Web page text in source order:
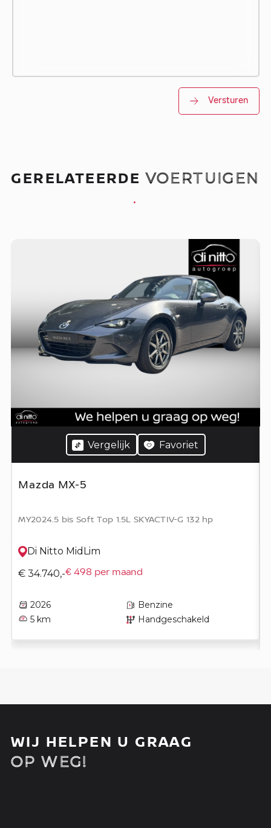
Versturen
GERELATEERDEVOERTUIGEN
.
Vergelijk Favoriet
Mazda MX-5
MY2024.5 bis Soft Top 1.5L SKYACTIV-G 132 hp
Di Nitto MidLim
€ 34.740,-€ 498 per maand
2026
Benzine
5 km
Handgeschakeld
WIJ HELPEN U GRAAG
OP WEG!